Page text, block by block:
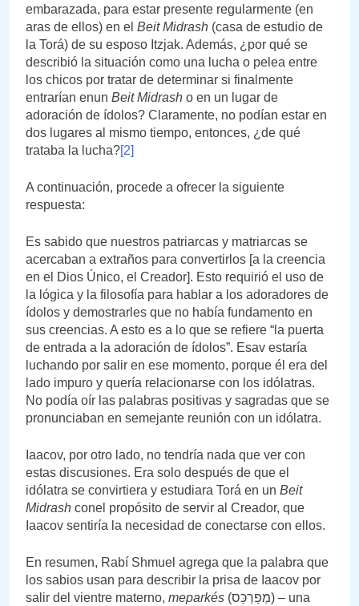
embarazada, para estar presente regularmente (en
aras de ellos) en el Beit Midrash (casa de estudio de
la Torá) de su esposo Itzjak. Además, ¿por qué se
describió la situación como una lucha o pelea entre
los chicos por tratar de determinar si finalmente
entrarían enun Beit Midrash o en un lugar de
adoración de ídolos? Claramente, no podían estar en
dos lugares al mismo tiempo, entonces, ¿de qué
trataba la lucha?[2]
A continuación, procede a ofrecer la siguiente
respuesta:
Es sabido que nuestros patriarcas y matriarcas se
acercaban a extraños para convertirlos [a la creencia
en el Dios Único, el Creador]. Esto requirió el uso de
la lógica y la filosofía para hablar a los adoradores de
ídolos y demostrarles que no había fundamento en
sus creencias. A esto es a lo que se refiere “la puerta
de entrada a la adoración de ídolos”. Esav estaría
luchando por salir en ese momento, porque él era del
lado impuro y quería relacionarse con los idólatras.
No podía oír las palabras positivas y sagradas que se
pronunciaban en semejante reunión con un idólatra.
Iaacov, por otro lado, no tendría nada que ver con
estas discusiones. Era solo después de que el
idólatra se convirtiera y estudiara Torá en un Beit
Midrash conel propósito de servir al Creador, que
Iaacov sentiría la necesidad de conectarse con ellos.
En resumen, Rabí Shmuel agrega que la palabra que
los sabios usan para describir la prisa de Iaacov por
salir del vientre materno, meparkés (מְפַרְכֵּס) – una